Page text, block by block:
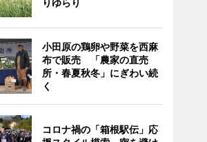
りゆらり
小田原の鶏卵や野菜を西麻
布で販売 「農家の直売
所・春夏秋冬」にぎわい続
く
コロナ禍の「箱根駅伝」応